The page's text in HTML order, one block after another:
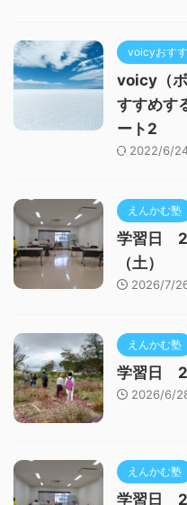
voicyおす
voicy（
すすめ
ート2
2022/6/
えんかむ塾
学習日
（土）
2026/7/
えんかむ塾
学習日
2026/6/
えんかむ塾
学習日